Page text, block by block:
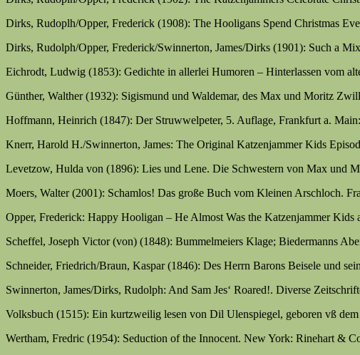
Dirks, Rudoplh/Opper, Frederick (1908): The Hooligans Spend Christmas
Dirks, Rudolph/Opper, Frederick/Swinnerton, James/Dirks (1901): Such a
Eichrodt, Ludwig (1853): Gedichte in allerlei Humoren – Hinterlassen vom
Günther, Walther (1932): Sigismund und Waldemar, des Max und Moritz
Hoffmann, Heinrich (1847): Der Struwwelpeter, 5. Auflage, Frankfurt a.
Knerr, Harold H./Swinnerton, James: The Original Katzenjammer Kids
Levetzow, Hulda von (1896): Lies und Lene. Die Schwestern von Max und
Moers, Walter (2001): Schamlos! Das große Buch vom Kleinen Arschloch.
Opper, Frederick: Happy Hooligan – He Almost Was the Katzenjammer Kids
Scheffel, Joseph Victor (von) (1848): Bummelmeiers Klage; Biedermanns
Schneider, Friedrich/Braun, Kaspar (1846): Des Herrn Barons Beisele und
Swinnerton, James/Dirks, Rudolph: And Sam Jes‘ Roared!. Diverse
Volksbuch (1515): Ein kurtzweilig lesen von Dil Ulenspiegel, geboren vß
Wertham, Fredric (1954): Seduction of the Innocent. New York: Rinehart &